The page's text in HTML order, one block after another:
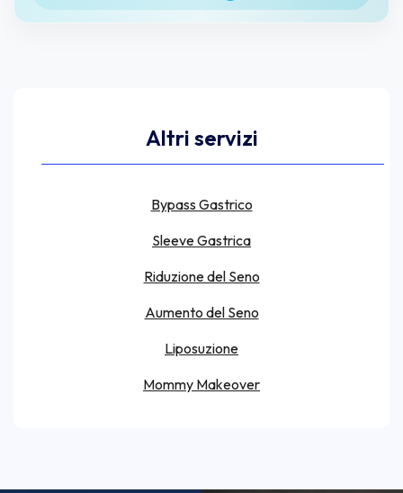
Altri servizi
Bypass Gastrico
Sleeve Gastrica
Riduzione del Seno
Aumento del Seno
Liposuzione
Mommy Makeover